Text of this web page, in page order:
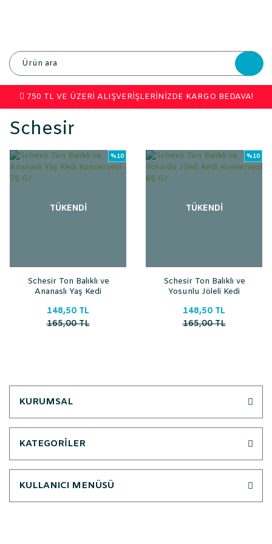
750 TL VE ÜZERİ ALIŞVERİŞLERİNİZDE KARGO BEDAVA!
Schesir
%10
TÜKENDİ
Schesir Ton Balıklı ve
Ananaslı Yaş Kedi
148,50 TL
165,00 TL
%10
TÜKENDİ
Schesir Ton Balıklı ve
Yosunlu Jöleli Kedi
148,50 TL
165,00 TL
KURUMSAL
KATEGORİLER
KULLANICI MENÜSÜ